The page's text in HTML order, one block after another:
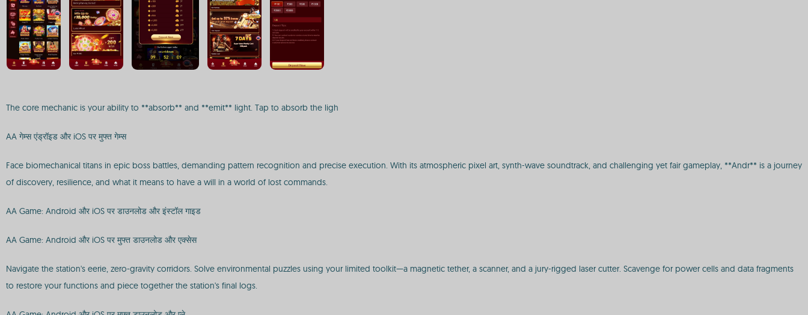
The core mechanic is your ability to **absorb** and **emit** light. Tap to absorb the ligh
AA गेम्स एंड्रॉइड और iOS पर मुफ्त गेम्स
Face biomechanical titans in epic boss battles, demanding pattern recognition and precise execution. With its atmospheric pixel art, synth-wave soundtrack, and challenging yet fair gameplay, **Andr** is a journey
of discovery, resilience, and what it means to have a will in a world of lost commands.
AA Game: Android और iOS पर डाउनलोड और इंस्टॉल गाइड
AA Game: Android और iOS पर मुफ्त डाउनलोड और एक्सेस
Navigate the station's eerie, zero-gravity corridors. Solve environmental puzzles using your limited toolkit—a magnetic tether, a scanner, and a jury-rigged laser cutter. Scavenge for power cells and data fragments
to restore your functions and piece together the station's final logs.